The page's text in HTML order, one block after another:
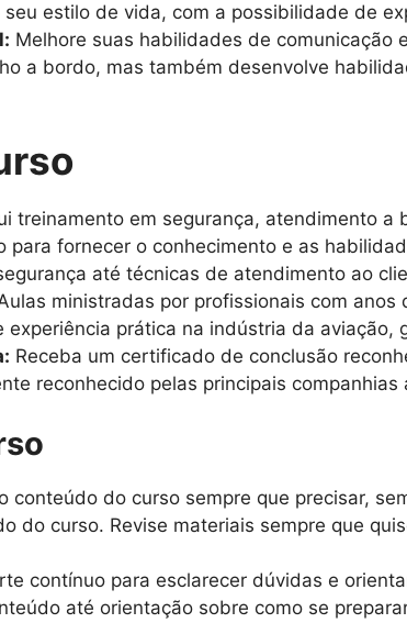
estilo de vida, com a possibilidade de
Melhore suas habilidades de comunicação
a bordo, mas também desenvolve
treinamento em segurança, atendimento
para fornecer o conhecimento e as
até técnicas de atendimento ao
ministradas por profissionais com
prática na indústria da aviação,
Receba um certificado de conclusão
reconhecido pelas principais
conteúdo do curso sempre que precisar,
do curso. Revise materiais sempre que
contínuo para esclarecer dúvidas e
até orientação sobre como se